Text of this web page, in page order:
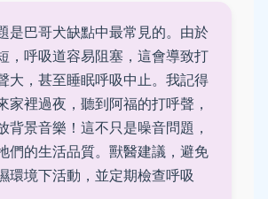
是巴哥犬缺點中最常見的。由於
，呼吸道容易阻塞，這會導致打
大，甚至睡眠呼吸中止。我記得
家裡過夜，聽到阿福的打呼聲，
背景音樂！這不只是噪音問題，
們的生活品質。獸醫建議，避免
環境下活動，並定期檢查呼吸